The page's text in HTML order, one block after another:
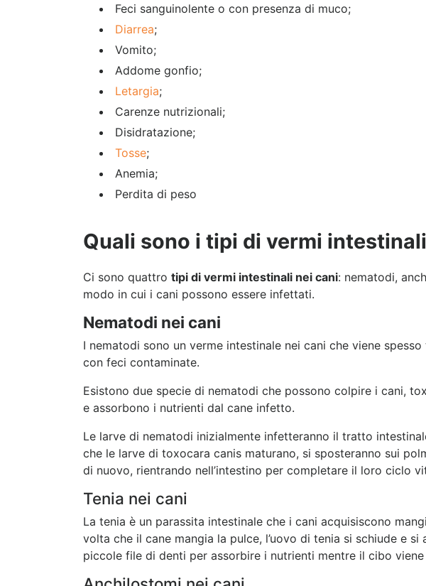
Feci sanguinolente o con presenza di muco;
Diarrea;
Vomito;
Addome gonfio;
Letargia;
Carenze nutrizionali;
Disidratazione;
Tosse;
Anemia;
Perdita di peso
Quali sono i tipi di vermi
Ci sono quattro tipi di vermi intestinali nei cani: nematodi,
modo in cui i cani possono essere infettati.
Nematodi nei cani
I nematodi sono un verme intestinale nei cani che viene
con feci contaminate.
Esistono due specie di nematodi che possono colpire i cani,
e assorbono i nutrienti dal cane infetto.
Le larve di nematodi inizialmente infetteranno il tratto
che le larve di toxocara canis maturano, si sposteranno sui
di nuovo, rientrando nell’intestino per completare il loro ciclo
Tenia nei cani
La tenia è un parassita intestinale che i cani acquisiscono
volta che il cane mangia la pulce, l’uovo di tenia si schiude e
piccole file di denti per assorbire i nutrienti mentre il cibo